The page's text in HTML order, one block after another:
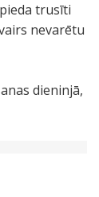
trusīti
nevarētu
dieninjā,